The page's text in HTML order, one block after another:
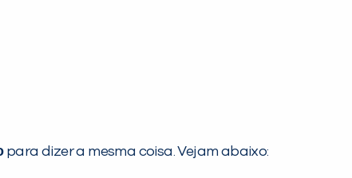
para dizer a mesma coisa. Vejam abaixo: